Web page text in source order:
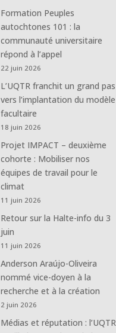
Formation Peuples
autochtones 101 : la
communauté universitaire
répond à l’appel
22 juin 2026
L’UQTR franchit un grand pas
vers l’implantation du modèle
facultaire
18 juin 2026
Projet IMPACT – deuxième
cohorte : Mobiliser nos
équipes de travail pour le
climat
11 juin 2026
Retour sur la Halte-info du 3
juin
11 juin 2026
Anderson Araújo-Oliveira
nommé vice-doyen à la
recherche et à la création
2 juin 2026
Médias et réputation : l’UQTR